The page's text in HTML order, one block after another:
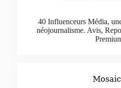
40 Influenceurs Média,
néojournalisme. Avis,